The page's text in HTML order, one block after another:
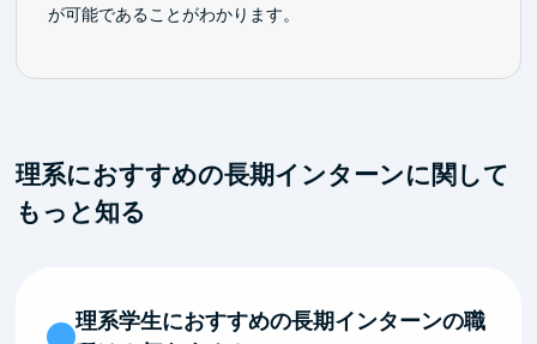
が可能であることがわかります。
理系におすすめの長期インターンに関して
もっと知る
理系学生におすすめの長期インターンの職